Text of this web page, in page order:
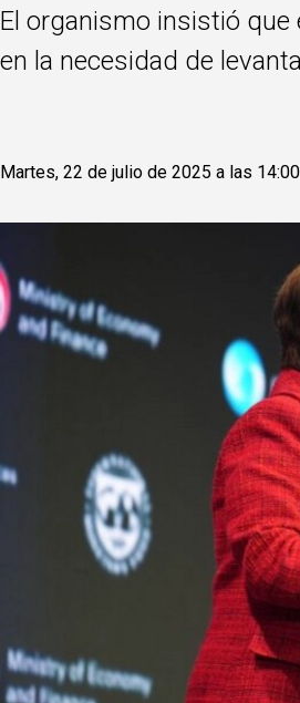
El organismo insistió que
en la necesidad de
Martes, 22 de julio de 2025 a las 14:00